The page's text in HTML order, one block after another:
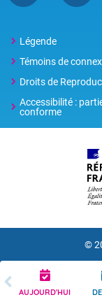
AUJOURD'HUI
Légende
Témoins de
Droits de
Accessibilité :
conforme
©